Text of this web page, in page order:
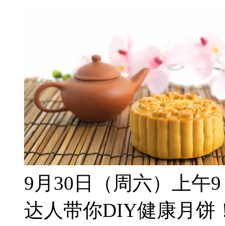
9月30日（周六）上午
达人带你DIY健康月饼